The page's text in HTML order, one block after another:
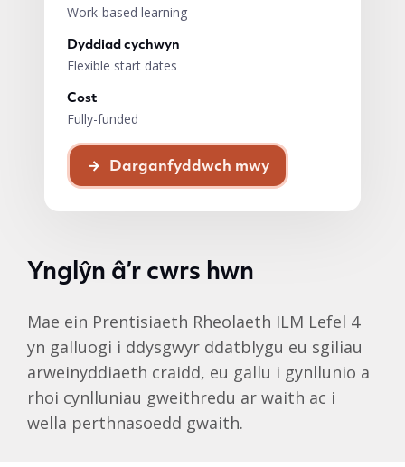
Work-based learning
Dyddiad cychwyn
Flexible start dates
Cost
Fully-funded
Darganfyddwch mwy
Ynglŷn â’r cwrs hwn
Mae ein Prentisiaeth Rheolaeth ILM Lefel 4
yn galluogi i ddysgwyr ddatblygu eu sgiliau
arweinyddiaeth craidd, eu gallu i gynllunio a
rhoi cynlluniau gweithredu ar waith ac i
wella perthnasoedd gwaith.